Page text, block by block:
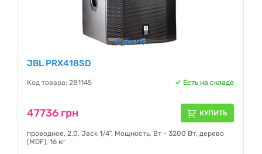
JBL PRX418SD
Код товара: 281145 Есть на складе
47736 грн КУПИТЬ
проводное, 2.0, Jack 1/4", Мощность, Вт - 3200 Вт, дерево
(MDF), 16 кг